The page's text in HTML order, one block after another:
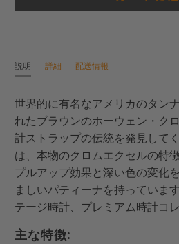
説明 詳細 配送情報
世界的に有名なアメリカのタン
れたブラウンのホーウェン・ク
計ストラップの伝統を発見して
は、本物のクロムエクセルの特
プルアップ効果と深い色の変化
ましいパティーナを持っています
テージ時計、プレミアム時計コ
主な特徴: